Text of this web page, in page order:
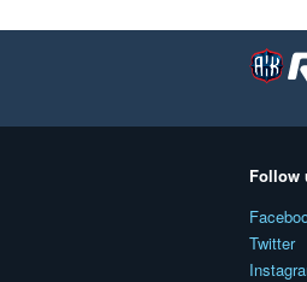
Follow
Twitter